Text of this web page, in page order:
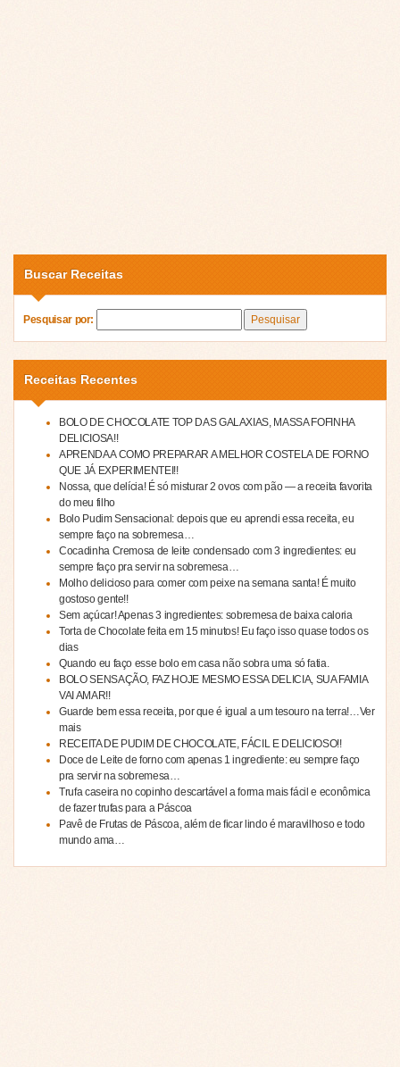
Buscar Receitas
Pesquisar por:
Receitas Recentes
BOLO DE CHOCOLATE TOP DAS GALAXIAS, MASSA FOFINHA
DELICIOSA!!
APRENDA A COMO PREPARAR A MELHOR COSTELA DE FORNO
QUE JÁ EXPERIMENTEI!!
Nossa, que delícia! É só misturar 2 ovos com pão — a receita favorita
do meu filho
Bolo Pudim Sensacional: depois que eu aprendi essa receita, eu
sempre faço na sobremesa…
Cocadinha Cremosa de leite condensado com 3 ingredientes: eu
sempre faço pra servir na sobremesa…
Molho delicioso para comer com peixe na semana santa! É muito
gostoso gente!!
Sem açúcar! Apenas 3 ingredientes: sobremesa de baixa caloria
Torta de Chocolate feita em 15 minutos! Eu faço isso quase todos os
dias
Quando eu faço esse bolo em casa não sobra uma só fatia.
BOLO SENSAÇÃO, FAZ HOJE MESMO ESSA DELICIA, SUA FAMIA
VAI AMAR!!
Guarde bem essa receita, por que é igual a um tesouro na terra!…Ver
mais
RECEITA DE PUDIM DE CHOCOLATE, FÁCIL E DELICIOSO!!
Doce de Leite de forno com apenas 1 ingrediente: eu sempre faço
pra servir na sobremesa…
Trufa caseira no copinho descartável a forma mais fácil e econômica
de fazer trufas para a Páscoa
Pavê de Frutas de Páscoa, além de ficar lindo é maravilhoso e todo
mundo ama…